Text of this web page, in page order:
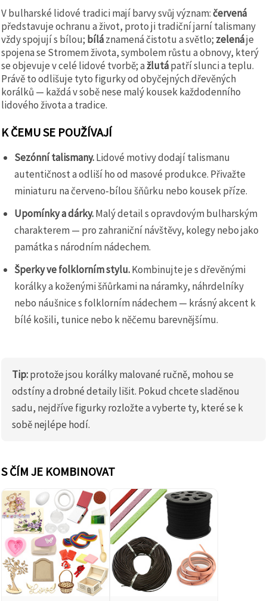
V bulharské lidové tradici mají barvy svůj význam:červená
představuje ochranu a život, proto ji tradiční jarní talismany
vždy spojují s bílou; bíláznamená čistotu a světlo; zelenáje
spojena se Stromem života, symbolem růstu a obnovy, který
se objevuje v celé lidové tvorbě; ažlutápatří slunci a teplu.
Právě to odlišuje tyto figurky od obyčejných dřevěných
korálků — každá v sobě nese malý kousek každodenního
lidového života a tradice.
K ČEMU SE POUŽÍVAJÍ
Sezónní talismany.Lidové motivy dodají talismanu
autentičnost a odliší ho od masové produkce. Přivažte
miniaturu na červeno‑bílou šňůrku nebo kousek příze.
Upomínky a dárky.Malý detail s opravdovým bulharským
charakterem — pro zahraniční návštěvy, kolegy nebo jako
památka s národním nádechem.
Šperky ve folklorním stylu.Kombinujte je s dřevěnými
korálky a koženými šňůrkami na náramky, náhrdelníky
nebo náušnice s folklorním nádechem — krásný akcent k
bílé košili, tunice nebo k něčemu barevnějšímu.
Tip:protože jsou korálky malované ručně, mohou se
odstíny a drobné detaily lišit. Pokud chcete sladěnou
sadu, nejdříve figurky rozložte a vyberte ty, které se k
sobě nejlépe hodí.
S ČÍM JE KOMBINOVAT